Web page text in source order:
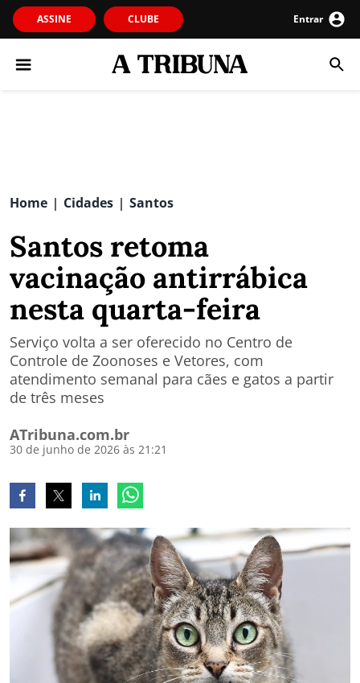
ASSINE CLUBE Entrar
Home | Cidades | Santos
Santos retoma
vacinação antirrábica
nesta quarta-feira
Serviço volta a ser oferecido no Centro de
Controle de Zoonoses e Vetores, com
atendimento semanal para cães e gatos a partir
de três meses
ATribuna.com.br
30 de junho de 2026 às 21:21